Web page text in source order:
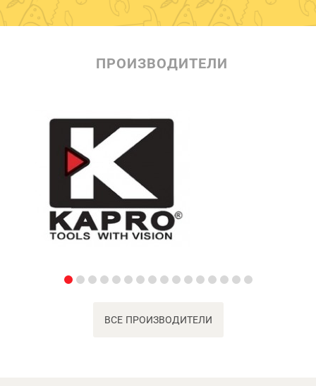
ПРОИЗВОДИТЕЛИ
ВСЕ ПРОИЗВОДИТЕЛИ